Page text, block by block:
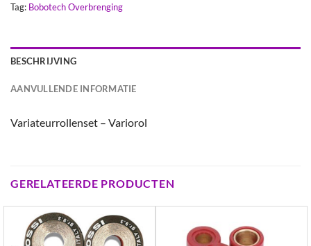
Tag: Bobotech Overbrenging
BESCHRIJVING
AANVULLENDE INFORMATIE
Variateurrollenset – Variorol
GERELATEERDE PRODUCTEN